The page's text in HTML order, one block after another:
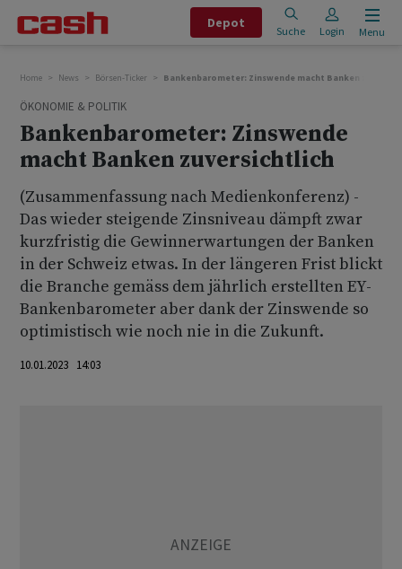
Depot
Suche Login Menu
Home News Börsen-Ticker Bankenbarometer: Zinswende macht Banken
ÖKONOMIE & POLITIK
Bankenbarometer: Zinswende
macht Banken zuversichtlich
(Zusammenfassung nach Medienkonferenz) -
Das wieder steigende Zinsniveau dämpft zwar
kurzfristig die Gewinnerwartungen der Banken
in der Schweiz etwas. In der längeren Frist blickt
die Branche gemäss dem jährlich erstellten EY-
Bankenbarometer aber dank der Zinswende so
optimistisch wie noch nie in die Zukunft.
10.01.2023 14:03